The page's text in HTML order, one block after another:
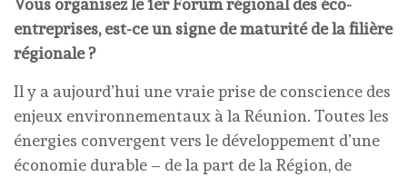
Vous organisez le 1er Forum régional des éco-
entreprises, est-ce un signe de maturité de la filière
régionale ?
Il y a aujourd’hui une vraie prise de conscience des
enjeux environnementaux à la Réunion. Toutes les
énergies convergent vers le développement d’une
économie durable – de la part de la Région, de